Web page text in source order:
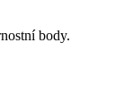
body.